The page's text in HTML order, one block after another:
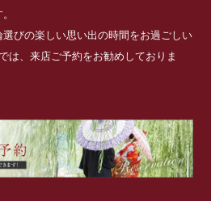
びの楽しい思い出の時間をお過ごしい
は、来店ご予約をお勧めしておりま